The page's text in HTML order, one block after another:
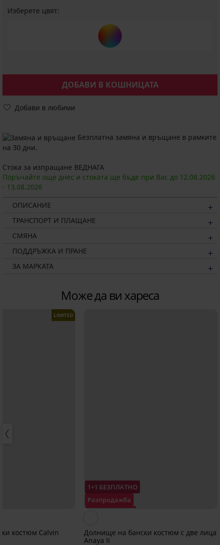
Изберете цвят:
ДОБАВИ В КОШНИЦАТА
Добави в любими
Безплатна замяна и връщане в рамките
на 30 дни.
Стока за изпращане ВЕДНАГА
Поръчайте още днес и стоката ще бъде при Вас до 12.08.2026
- 13.08.2026
ОПИСАНИЕ
ТРАНСПОРТ И ПЛАЩАНЕ
СМЯНА
ПОДДРЪЖКА И ПРАНЕ
ЗА МАРКАТА
Може да ви хареса
LIMITED
костюм Calvin
1+1 БЕЗПЛАТНО
Разпродажба
Долнище на бански костюм с две лица
Anaya II